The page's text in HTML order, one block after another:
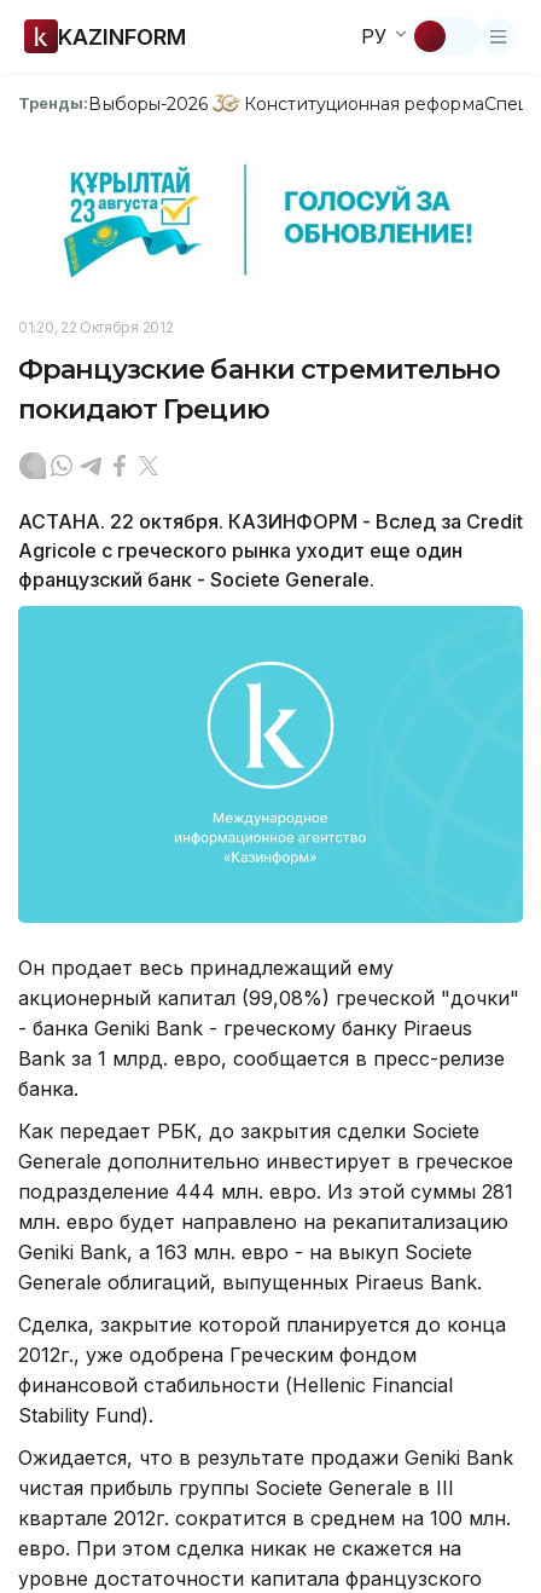
KAZINFORM РУ
Тренды:Выборы-2026 Конституционная реформа
01:20, 22 Октября 2012
Французские банки стремительно
покидают Грецию
АСТАНА. 22 октября. КАЗИНФОРМ - Вслед за Credit
Agricole с греческого рынка уходит еще один
французский банк - Societe Generale.
Он продает весь принадлежащий ему
акционерный капитал (99,08%) греческой "дочки"
- банка Geniki Bank - греческому банку Piraeus
Bank за 1 млрд. евро, сообщается в пресс-релизе
банка.
Как передает РБК, до закрытия сделки Societe
Generale дополнительно инвестирует в греческое
подразделение 444 млн. евро. Из этой суммы 281
млн. евро будет направлено на рекапитализацию
Geniki Bank, а 163 млн. евро - на выкуп Societe
Generale облигаций, выпущенных Piraeus Bank.
Сделка, закрытие которой планируется до конца
2012г., уже одобрена Греческим фондом
финансовой стабильности (Hellenic Financial
Stability Fund).
Ожидается, что в результате продажи Geniki Bank
чистая прибыль группы Societe Generale в III
квартале 2012г. сократится в среднем на 100 млн.
евро. При этом сделка никак не скажется на
уровне достаточности капитала французского